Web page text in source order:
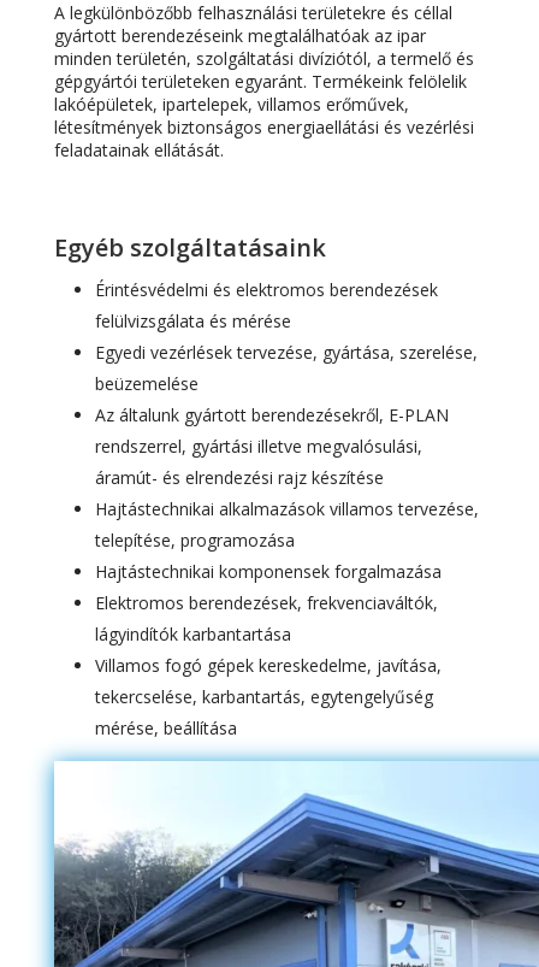
A legkülönbözőbb felhasználási területekre és céllal
gyártott berendezéseink megtalálhatóak az ipar
minden területén, szolgáltatási divíziótól, a termelő és
gépgyártói területeken egyaránt. Termékeink felölelik
lakóépületek, ipartelepek, villamos erőművek,
létesítmények biztonságos energiaellátási és vezérlési
feladatainak ellátását.
Egyéb szolgáltatásaink
Érintésvédelmi és elektromos berendezések
felülvizsgálata és mérése
Egyedi vezérlések tervezése, gyártása, szerelése,
beüzemelése
Az általunk gyártott berendezésekről, E-PLAN
rendszerrel, gyártási illetve megvalósulási,
áramút- és elrendezési rajz készítése
Hajtástechnikai alkalmazások villamos tervezése,
telepítése, programozása
Hajtástechnikai komponensek forgalmazása
Elektromos berendezések, frekvenciaváltók,
lágyindítók karbantartása
Villamos fogó gépek kereskedelme, javítása,
tekercselése, karbantartás, egytengelyűség
mérése, beállítása